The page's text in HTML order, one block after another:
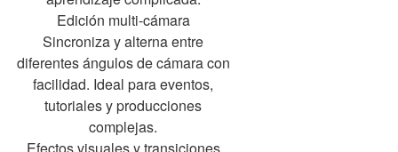
Edición multi-cámara
Sincroniza y alterna entre
diferentes ángulos de cámara con
facilidad. Ideal para eventos,
tutoriales y producciones
complejas.